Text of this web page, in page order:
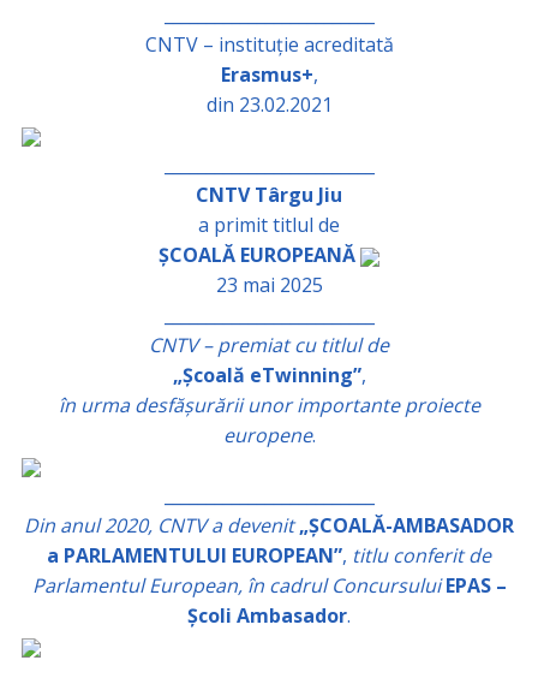
CNTV – instituție acreditată
Erasmus+,
din 23.02.2021
CNTV Târgu Jiu
a primit titlul de
ȘCOALĂ EUROPEANĂ
23 mai 2025
CNTV – premiat cu titlul de
„Școală eTwinning”,
în urma desfășurării unor importante proiecte
europene.
Din anul 2020, CNTV a devenit„ȘCOALĂ-AMBASADOR
a PARLAMENTULUI EUROPEAN”, titlu conferit de
Parlamentul European, în cadrul Concursului EPAS –
Școli Ambasador.